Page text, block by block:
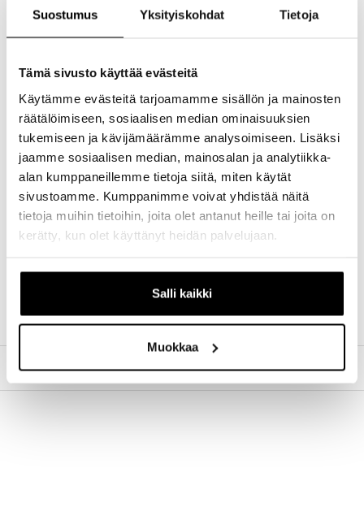
Suostumus Yksityiskohdat Tietoja
Tämä sivusto käyttää evästeitä
Käytämme evästeitä tarjoamamme sisällön ja mainosten
räätälöimiseen, sosiaalisen median ominaisuuksien
tukemiseen ja kävijämäärämme analysoimiseen. Lisäksi
jaamme sosiaalisen median, mainosalan ja analytiikka-
alan kumppaneillemme tietoja siitä, miten käytät
sivustoamme. Kumppanimme voivat yhdistää näitä
tietoja muihin tietoihin, joita olet antanut heille tai joita on
kerätty, kun olet käyttänyt heidän palvelujaan.
Salli kaikki
Muokkaa
Akku suojakoteloineen, laturi ja ketjuvälin
säätötyökalu
Laaja 520 %:n välityssuhdealue
Monipuolinen AXS-sovellus
Cage Lock -ominaisuus nopeuttaa ja helpottaa
takapyörän sekä ketjun irrottamista
Rullalaakeroitu kytkin takaa maksimaalisen
voimansiirron vakauden vaikeassakin
maastossa
X-Horizon-rinnakkaisrakenne takavahtajassa
mahdollistaa nopeamman ja tarkemman
Maasto-olosuhteisiin suunnitellut X-Sync-
IP69K-veden- ja pölynkestävyysluokitus
TILAUS JA MAKSUTAVAT